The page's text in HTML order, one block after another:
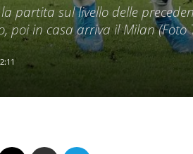
partita sul livello delle
poi in casa arriva il Milan (Foto